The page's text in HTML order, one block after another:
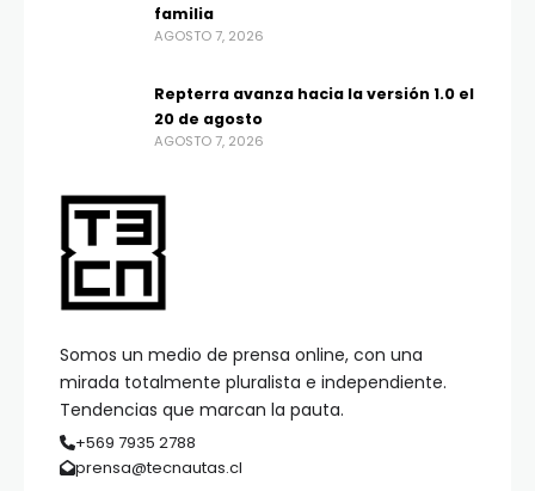
Somos un medio de prensa online, con una
mirada totalmente pluralista e independiente.
Tendencias que marcan la pauta.
+569 7935 2788
prensa@tecnautas.cl
familia
AGOSTO 7, 2026
Repterra avanza hacia la versión 1.0 el
20 de agosto
AGOSTO 7, 2026